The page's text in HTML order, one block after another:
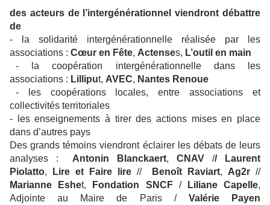
des acteurs de l’intergénérationnel viendront débattre
de
- la solidarité intergénérationnelle réalisée par les
associations : Cœur en Fête, Actenses, L’outil en main
- la coopération intergénérationnelle dans les
associations : Lilliput, AVEC, Nantes Renoue
- les coopérations locales, entre associations et
collectivités territoriales
- les enseignements à tirer des actions mises en place
dans d’autres pays
Des grands témoins viendront éclairer les débats de leurs
analyses : Antonin Blanckaert, CNAV // Laurent
Piolatto, Lire et Faire lire// Benoît Raviart, Ag2r //
Marianne Eshet, Fondation SNCF/ Liliane Capelle,
Adjointe au Maire de Paris / Valérie Payen